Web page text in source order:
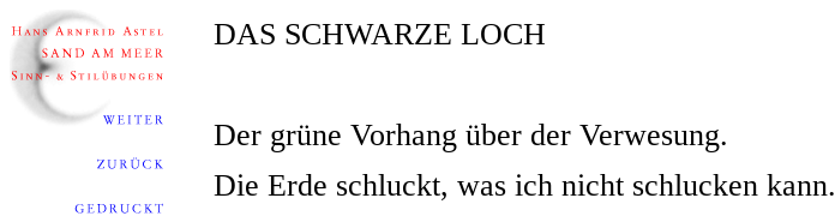
DAS SCHWARZE LOCH
Der grüne Vorhang über der Verwesung.
Die Erde schluckt, was ich nicht schlucken kann.